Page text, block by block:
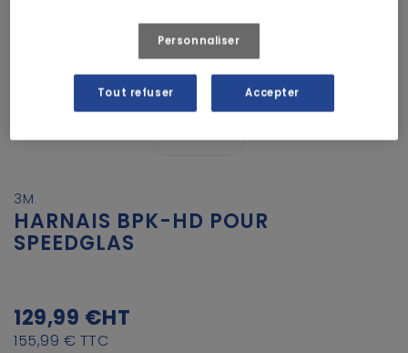
3M
HARNAIS BPK-HD POUR
SPEEDGLAS
129,99 €HT
155,99 € TTC
Personnaliser
Tout refuser Accepter